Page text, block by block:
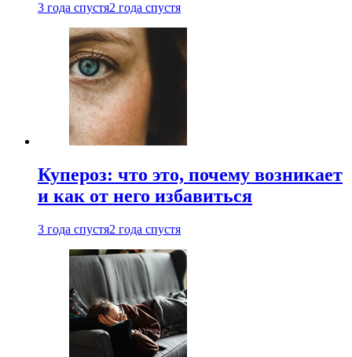
3 года спустя2 года спустя
Купероз: что это, почему возникает
и как от него избавиться
3 года спустя2 года спустя